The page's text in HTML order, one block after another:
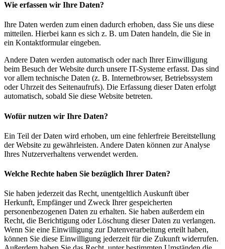
Wie erfassen wir Ihre Daten?
Ihre Daten werden zum einen dadurch erhoben, dass Sie uns diese
mitteilen. Hierbei kann es sich z. B. um Daten handeln, die Sie in
ein Kontaktformular eingeben.
Andere Daten werden automatisch oder nach Ihrer Einwilligung
beim Besuch der Website durch unsere IT-Systeme erfasst. Das sind
vor allem technische Daten (z. B. Internetbrowser, Betriebssystem
oder Uhrzeit des Seitenaufrufs). Die Erfassung dieser Daten erfolgt
automatisch, sobald Sie diese Website betreten.
Wofür nutzen wir Ihre Daten?
Ein Teil der Daten wird erhoben, um eine fehlerfreie Bereitstellung
der Website zu gewährleisten. Andere Daten können zur Analyse
Ihres Nutzerverhaltens verwendet werden.
Welche Rechte haben Sie bezüglich Ihrer Daten?
Sie haben jederzeit das Recht, unentgeltlich Auskunft über
Herkunft, Empfänger und Zweck Ihrer gespeicherten
personenbezogenen Daten zu erhalten. Sie haben außerdem ein
Recht, die Berichtigung oder Löschung dieser Daten zu verlangen.
Wenn Sie eine Einwilligung zur Datenverarbeitung erteilt haben,
können Sie diese Einwilligung jederzeit für die Zukunft widerrufen.